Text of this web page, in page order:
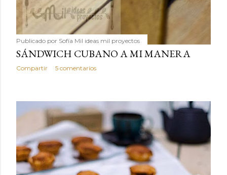
Publicado por Sofía Mil ideas mil proyectos
SÁNDWICH CUBANO A MI MANERA
Compartir 5 comentarios